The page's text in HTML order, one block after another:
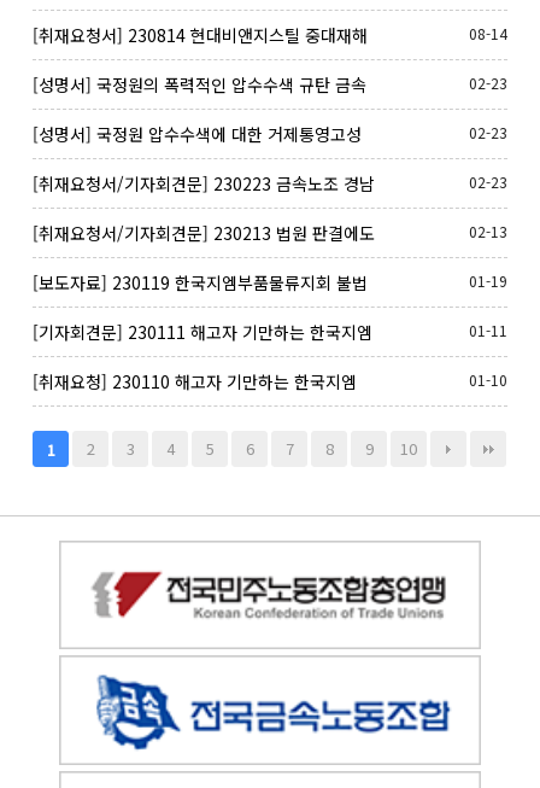
선언 파기 기자회견
[취재요청서] 230814 현대비앤지스틸 중대재해
공식 사과와 재발방지 대책 촉구 기자회견
08-14
[성명서] 국정원의 폭력적인 압수수색 규탄 금속
노조 경남지부 성명서
02-23
[성명서] 국정원 압수수색에 대한 거제통영고성
조선하청지회 입장
02-23
[취재요청서/기자회견문] 230223 금속노조 경남
지부에 대한 국정원의 폭력적 압수수색 규탄 긴급
기자회견
02-23
[취재요청서/기자회견문] 230213 법원 판결에도
변함없는 한국GM, 차별적·일방적 발탁채용 규탄
경남지부…
02-13
[보도자료] 230119 한국지엠부품물류지회 불법
파견 1심 승소_보도자료
01-19
[기자회견문] 230111 해고자 기만하는 한국지엠
규탄, 해고자 복직 합의 이행 촉구 기자회견
01-11
[취재요청] 230110 해고자 기만하는 한국지엠
규탄, 해고자 복직 합의 이행 촉구 기자회견_취재
요청서
01-10
1 2 3 4 5 6 7 8 9 10